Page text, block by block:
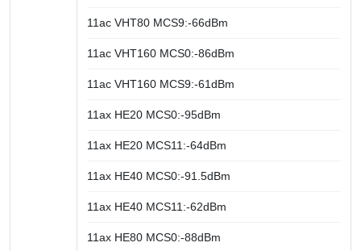
11ac VHT80 MCS9:-66dBm
11ac VHT160 MCS0:-86dBm
11ac VHT160 MCS9:-61dBm
11ax HE20 MCS0:-95dBm
11ax HE20 MCS11:-64dBm
11ax HE40 MCS0:-91.5dBm
11ax HE40 MCS11:-62dBm
11ax HE80 MCS0:-88dBm